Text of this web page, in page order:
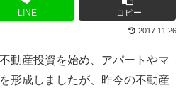
LINE コピー
2017.11.26
動産投資を始め、アパートやマ
形成しましたが、昨今の不動産